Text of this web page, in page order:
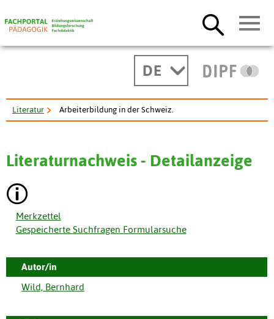
DE
Literatur Arbeiterbildung in der Schweiz.
Literaturnachweis - Detailanzeige
Merkzettel
Gespeicherte Suchfragen Formularsuche
Autor/in
Wild, Bernhard